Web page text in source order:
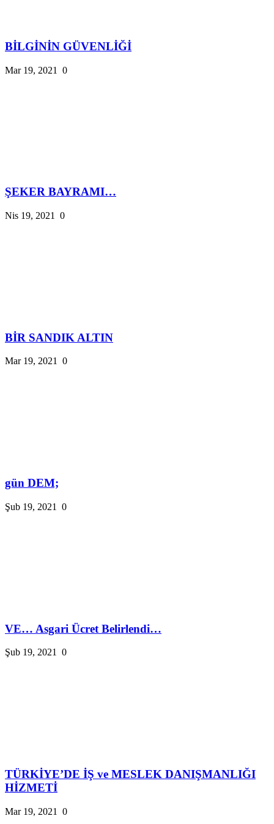
BİLGİNİN GÜVENLİĞİ
Mar 19, 2021 0
ŞEKER BAYRAMI…
Nis 19, 2021 0
BİR SANDIK ALTIN
Mar 19, 2021 0
gün DEM;
Şub 19, 2021 0
VE… Asgari Ücret Belirlendi…
Şub 19, 2021 0
TÜRKİYE’DE İŞ ve MESLEK DANIŞMANLIĞI
HİZMETİ
Mar 19, 2021 0